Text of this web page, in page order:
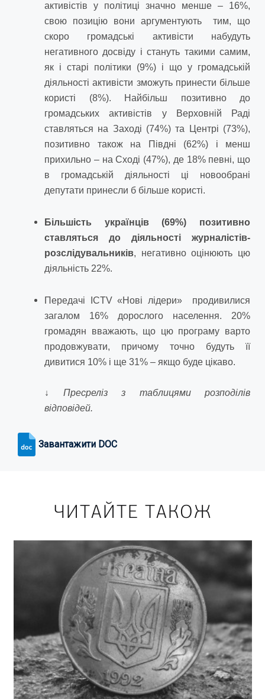
активістів у політиці значно менше – 16%,
свою позицію вони аргументують тим, що
скоро громадські активісти набудуть
негативного досвіду і стануть такими самим,
як і старі політики (9%) і що у громадській
діяльності активісти зможуть принести більше
користі (8%). Найбільш позитивно до
громадських активістів у Верховній Раді
ставляться на Заході (74%) та Центрі (73%),
позитивно також на Півдні (62%) і менш
прихильно – на Сході (47%), де 18% певні, що
в громадській діяльності ці новообрані
депутати принесли б більше користі.
Більшість українців (69%) позитивно
ставляться до діяльності журналістів-
розслідувальників, негативно оцінюють цю
діяльність 22%.
Передачі ICTV «Нові лідери» продивилися
загалом 16% дорослого населення. 20%
громадян вважають, що цю програму варто
продовжувати, причому точно будуть її
дивитися 10% і ще 31% – якщо буде цікаво.
↓
Пресреліз з таблицями розподілів
відповідей.
Завантажити DOC
ЧИТАЙТЕ ТАКОЖ